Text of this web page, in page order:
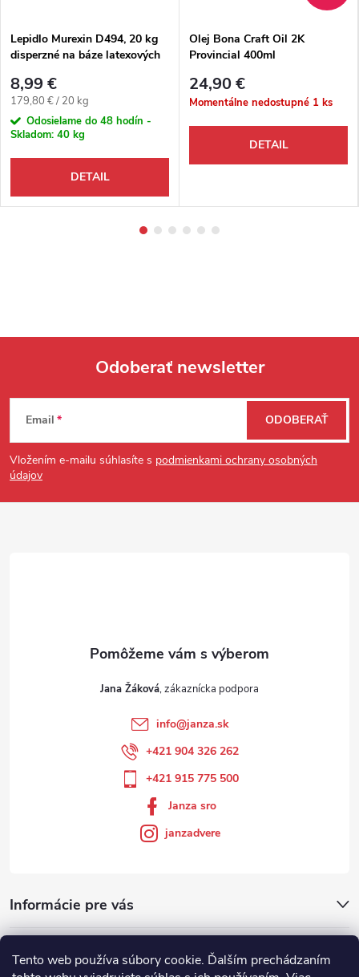
Tento web používa súbory cookie. Ďalším prechádzaním
Lepidlo Murexin D494, 20 kg
disperzné na báze latexových
podlahové krytiny)
8,99 €
Jednotková cena:
179,80 € / 20 kg
Odosielame do 48 hodín -
Skladom: 40 kg
DETAIL
Olej Bona Craft Oil 2K
Provincial 400ml
24,90 €
Momentálne nedostupné 1 ks
DETAIL
Zápätie
Odoberať newsletter
Email
Vložením e-mailu súhlasíte s podmienkami ochrany osobných
údajov
ODOBERAŤ
Informácie pre vás
Jana Žáková
info@janza.sk
+421 904 326 262
+421 915 775 500
Janza sro
janzadvere